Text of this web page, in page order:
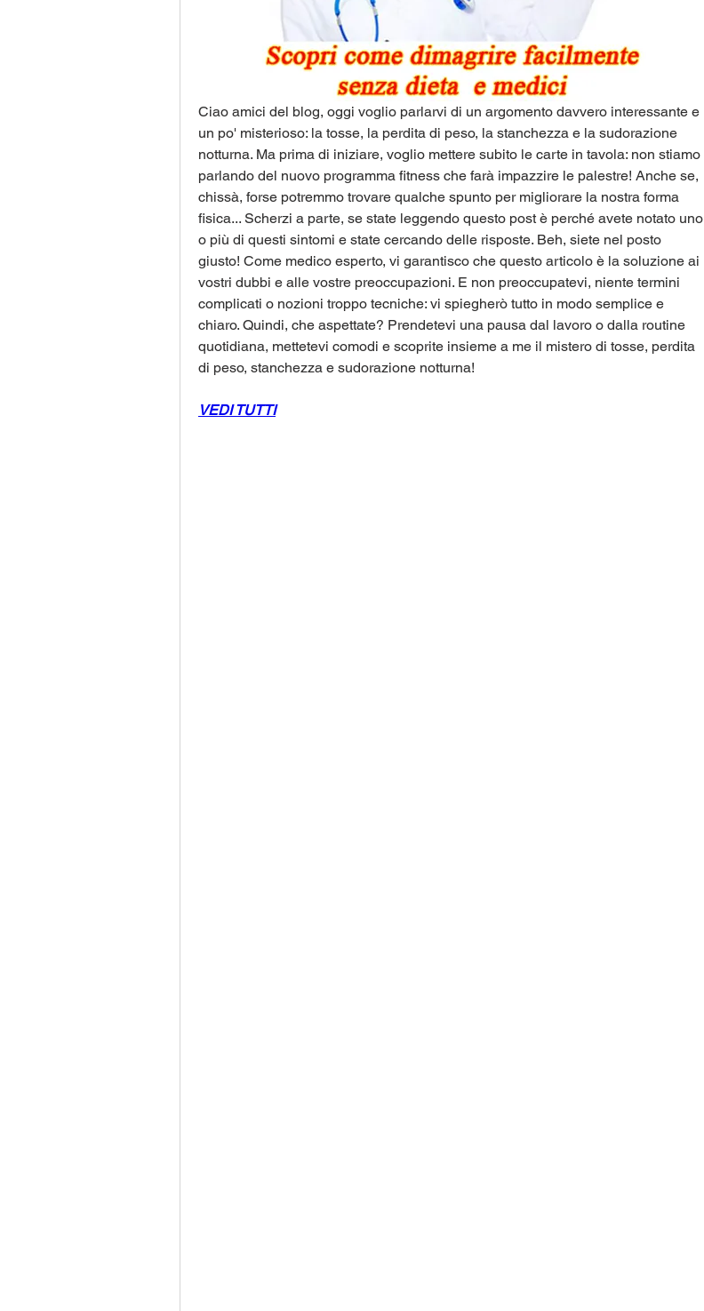
Ciao amici del blog, oggi voglio parlarvi di un argomento davvero interessante e
un po' misterioso: la tosse, la perdita di peso, la stanchezza e la sudorazione
notturna. Ma prima di iniziare, voglio mettere subito le carte in tavola: non stiamo
parlando del nuovo programma fitness che farà impazzire le palestre! Anche se,
chissà, forse potremmo trovare qualche spunto per migliorare la nostra forma
fisica... Scherzi a parte, se state leggendo questo post è perché avete notato uno
o più di questi sintomi e state cercando delle risposte. Beh, siete nel posto
giusto! Come medico esperto, vi garantisco che questo articolo è la soluzione ai
vostri dubbi e alle vostre preoccupazioni. E non preoccupatevi, niente termini
complicati o nozioni troppo tecniche: vi spiegherò tutto in modo semplice e
chiaro. Quindi, che aspettate? Prendetevi una pausa dal lavoro o dalla routine
quotidiana, mettetevi comodi e scoprite insieme a me il mistero di tosse, perdita
di peso, stanchezza e sudorazione notturna!
VEDI TUTTI